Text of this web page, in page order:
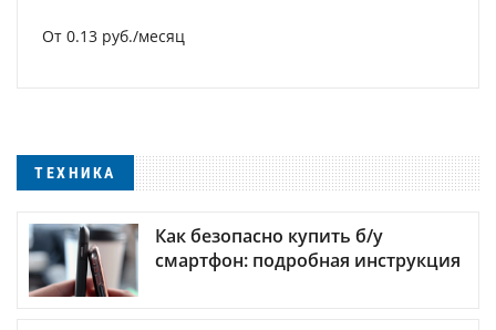
От 0.13 руб./месяц
ТЕХНИКА
Как безопасно купить б/у
смартфон: подробная инструкция